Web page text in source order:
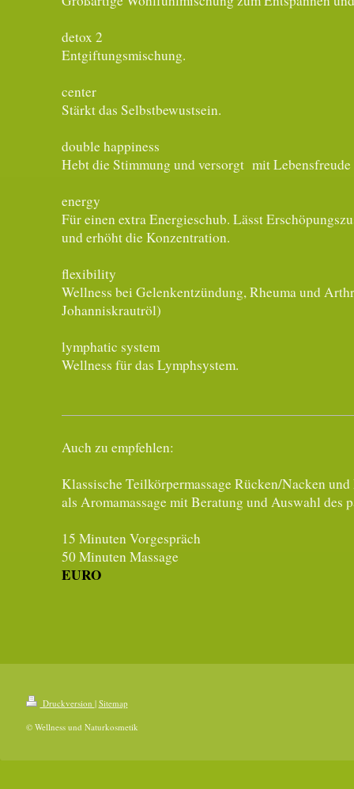
detox 2
Entgiftungsmischung.
center
Stärkt das Selbstbewustsein.
double happiness
Hebt die Stimmung und versorgt mit
energy
Für einen extra Energieschub. Lässt
und erhöht die Konzentration.
flexibility
Wellness bei Gelenkentzündung, Rheuma und
Johanniskrautröl)
lymphatic system
Wellness für das Lymphsystem.
Auch zu empfehlen:
Klassische Teilkörpermassage Rücken/Nacken
als Aromamassage mit Beratung und Auswahl des
15 Minuten Vorgespräch
50 Minuten
EURO
Druckversion | Sitemap
© Wellness und Naturkosmetik